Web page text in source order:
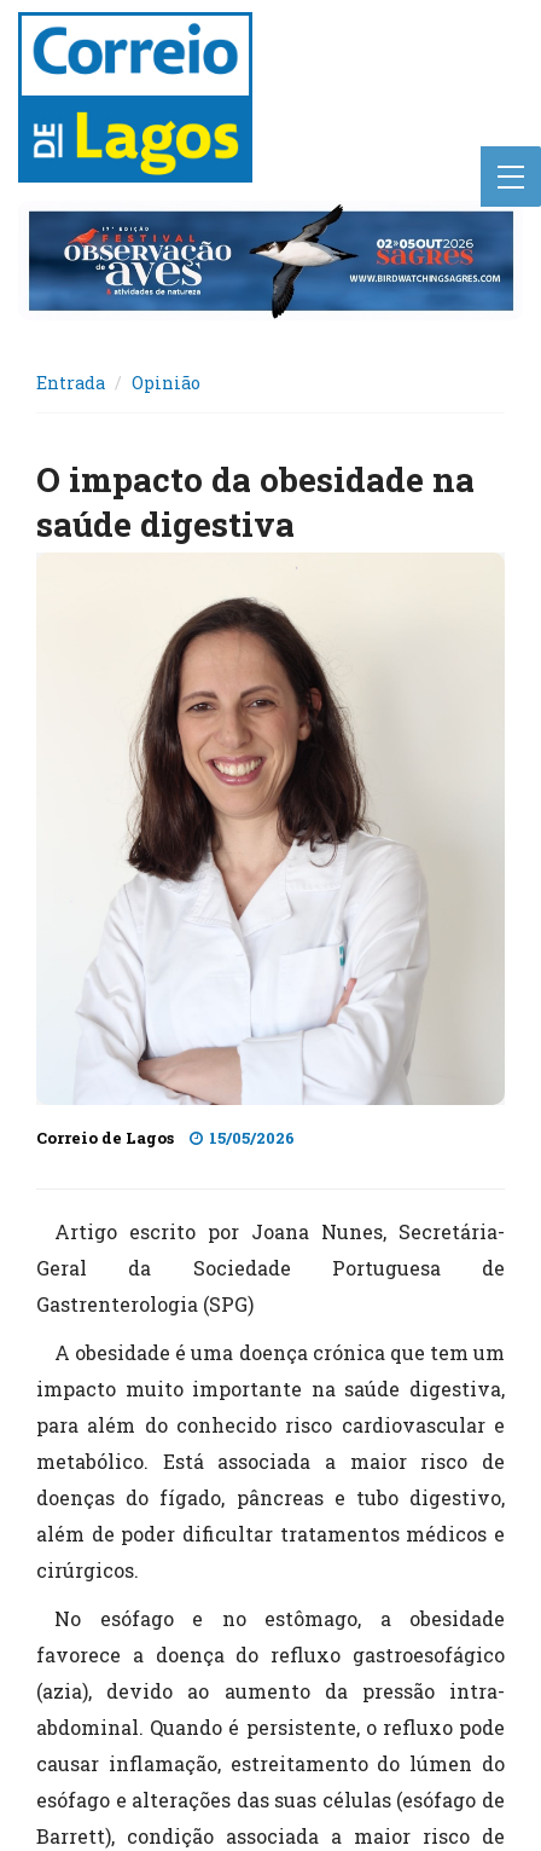
Entrada Opinião
O impacto da obesidade na
saúde digestiva
Correio de Lagos 15/05/2026
Artigo escrito por Joana Nunes, Secretária-
Geral da Sociedade Portuguesa de
Gastrenterologia (SPG)
A obesidade é uma doença crónica que tem um
impacto muito importante na saúde digestiva,
para além do conhecido risco cardiovascular e
metabólico. Está associada a maior risco de
doenças do fígado, pâncreas e tubo digestivo,
além de poder dificultar tratamentos médicos e
cirúrgicos.
No esófago e no estômago, a obesidade
favorece a doença do refluxo gastroesofágico
(azia), devido ao aumento da pressão intra-
abdominal. Quando é persistente, o refluxo pode
causar inflamação, estreitamento do lúmen do
esófago e alterações das suas células (esófago de
Barrett), condição associada a maior risco de